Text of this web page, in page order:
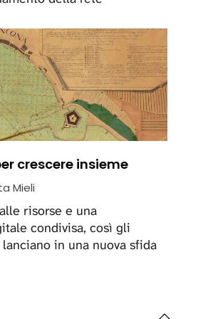
crescere insieme
Mieli
risorse e una
condivisa, così gli
in una nuova sfida